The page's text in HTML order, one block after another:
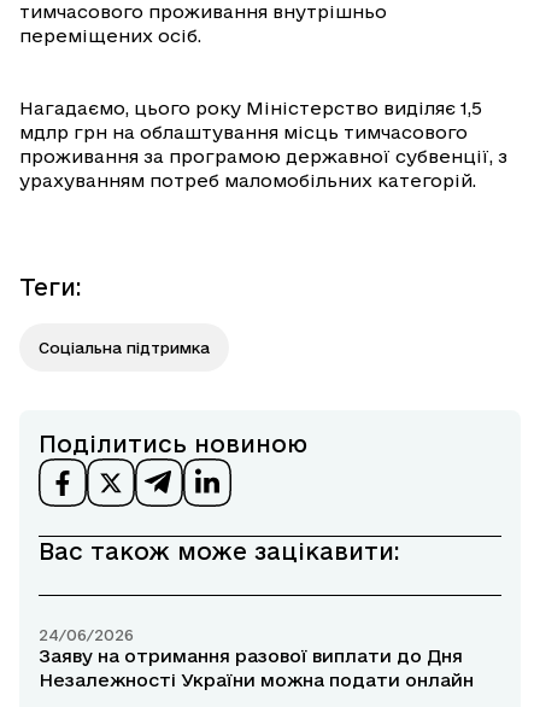
тимчасового проживання внутрішньо
переміщених осіб.
Нагадаємо, цього року Міністерство виділяє 1,5
мдлр грн на облаштування місць тимчасового
проживання за програмою державної субвенції, з
урахуванням потреб маломобільних категорій.
Теги:
Соціальна підтримка
Поділитись новиною
Вас також може зацікавити:
24/06/2026
Заяву на отримання разової виплати до Дня
Незалежності України можна подати онлайн